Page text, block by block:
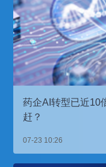
药企AI转型已近10
赶？
07-23 10:26